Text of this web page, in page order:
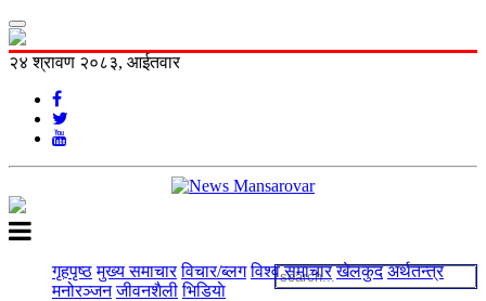
२४ श्रावण २०८३, आईतवार
गृहपृष्ठ मुख्य समाचार विचार/ब्लग विश्व समाचार खेलकुद अर्थतन्त्र
मनोरञ्‍जन जीवनशैली भिडियाे